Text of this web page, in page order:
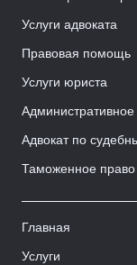
Услуги адвоката
Правовая помощь
Услуги юриста
Адвокат по
Таможенное право
Главная
Услуги